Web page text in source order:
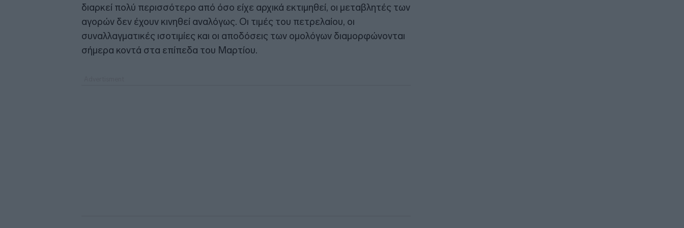
διαρκεί πολύ περισσότερο από όσο είχε αρχικά εκτιμηθεί, οι μεταβλητές των
αγορών δεν έχουν κινηθεί αναλόγως. Οι τιμές του πετρελαίου, οι
συναλλαγματικές ισοτιμίες και οι αποδόσεις των ομολόγων διαμορφώνονται
σήμερα κοντά στα επίπεδα του Μαρτίου.